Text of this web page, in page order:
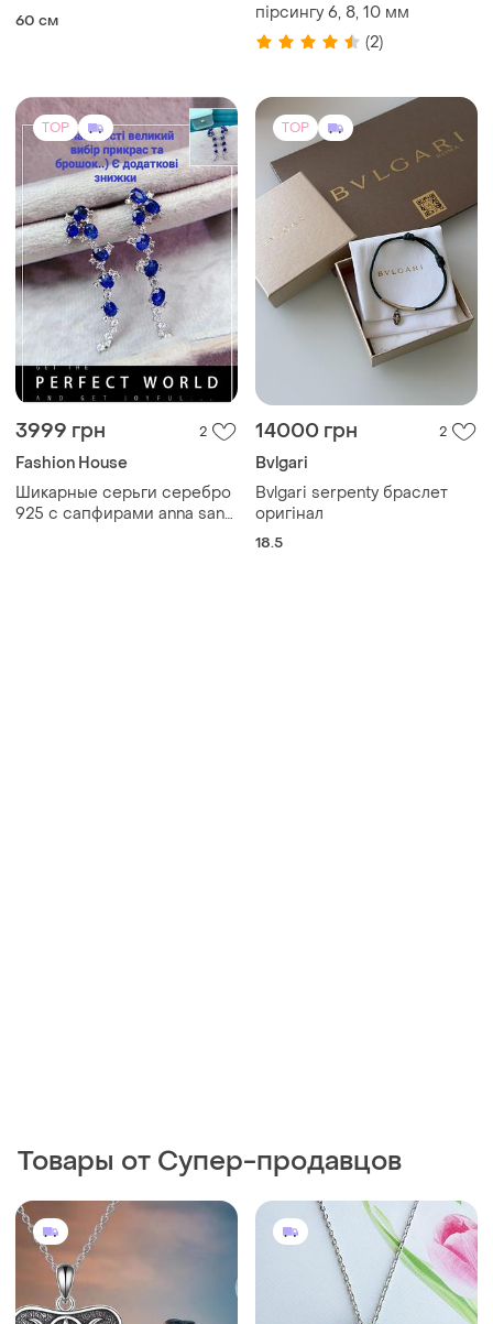
60 см
пірсингу 6, 8, 10 мм
(2)
TOP
3999 грн 2
Fashion House
Шикарные серьги серебро
925 с сапфирами anna san
TOP
14000 грн 2
Bvlgari
Bvlgari serpenty браслет
оригінал
18.5
Товары от Супер-продавцов